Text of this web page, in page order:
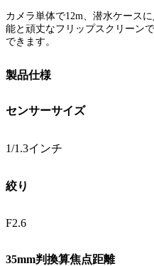
カメラ単体で12m、潜水ケース
能と頑丈なフリップスクリーン
できます。
製品仕様
センサーサイズ
1/1.3インチ
絞り
F2.6
35mm判換算焦点距離